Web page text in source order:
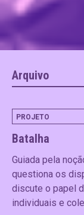
Arquivo
PROJETO
Batalha
Guiada pela
questiona os
discute o papel
individuais e